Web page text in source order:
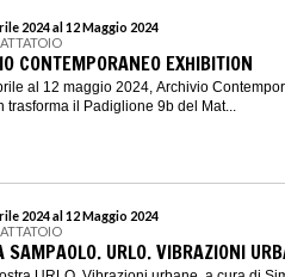
2024 al 12 Maggio 2024
CONTEMPORANEO EXHIBITION
al 12 maggio 2024, Archivio
trasforma il Padiglione 9b del Mat...
2024 al 12 Maggio 2024
SAMPAOLO. URLO. VIBRAZIONI